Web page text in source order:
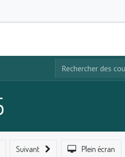
Suivant Plein écran